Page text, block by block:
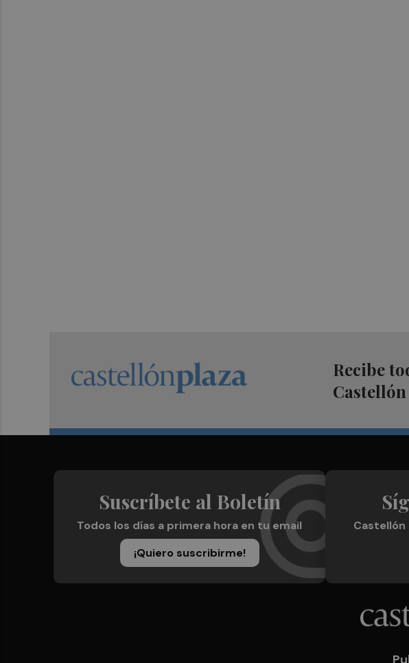
Recibe
Suscríbete al Boletín
Todos los días a primera hora en tu email
¡Quiero suscribirme!
Castellón